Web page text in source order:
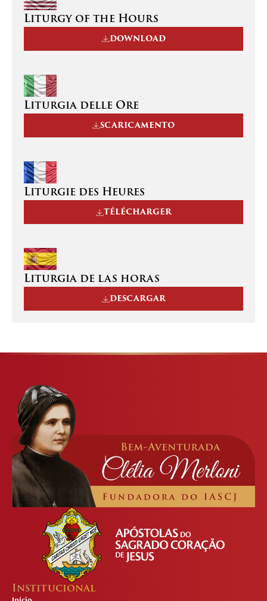
Liturgy of the Hours
DOWNLOAD
Liturgia delle Ore
SCARICAMENTO
Liturgie des Heures
TÉLÉCHARGER
Liturgia de las horas
DESCARGAR
Institucional